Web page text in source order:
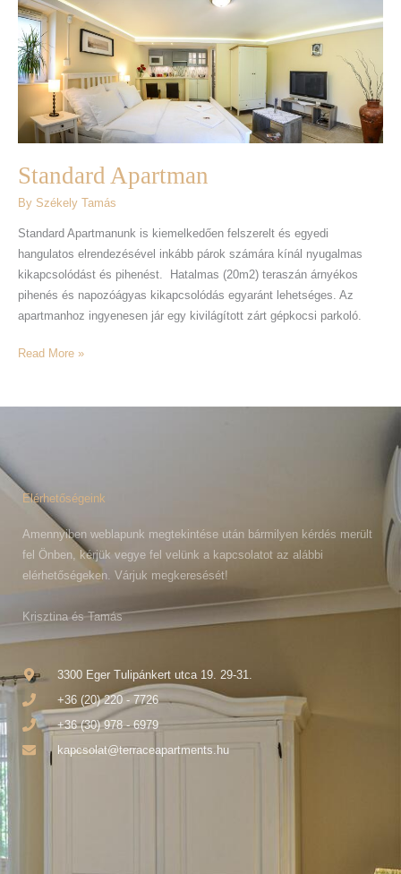
Standard Apartman
By Székely Tamás
Standard Apartmanunk is kiemelkedően felszerelt és egyedi
hangulatos elrendezésével inkább párok számára kínál nyugalmas
kikapcsolódást és pihenést. Hatalmas (20m2) teraszán árnyékos
pihenés és napozóágyas kikapcsolódás egyaránt lehetséges. Az
apartmanhoz ingyenesen jár egy kivilágított zárt gépkocsi parkoló.
Standard
Apartman
Read More »
Elérhetőségeink
Amennyiben weblapunk megtekintése után bármilyen kérdés merült
fel Önben, kérjük vegye fel velünk a kapcsolatot az alábbi
elérhetőségeken. Várjuk megkeresését!
Krisztina és Tamás
3300 Eger Tulipánkert utca 19. 29-31.
+36 (20) 220 - 7726
+36 (30) 978 - 6979
kapcsolat@terraceapartments.hu